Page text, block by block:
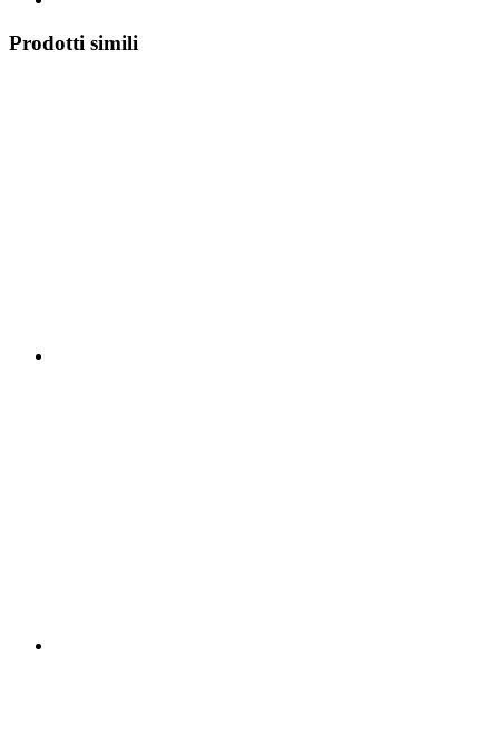
Prodotti simili